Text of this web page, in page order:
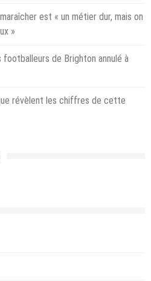
est « un métier dur, mais on
»
de Brighton annulé à
révèlent les chiffres de cette